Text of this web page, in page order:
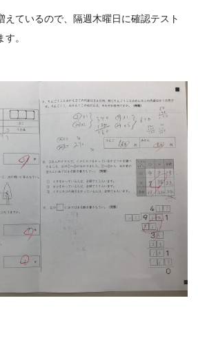
えているので、隔週木曜日に確認テスト
。